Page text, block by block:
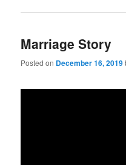
Marriage Story
Posted on December 16, 2019